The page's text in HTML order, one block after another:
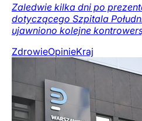
Zaledwie kilka dni po
dotyczącego Szpitala
ujawniono kolejne
ZdrowieOpinieKraj